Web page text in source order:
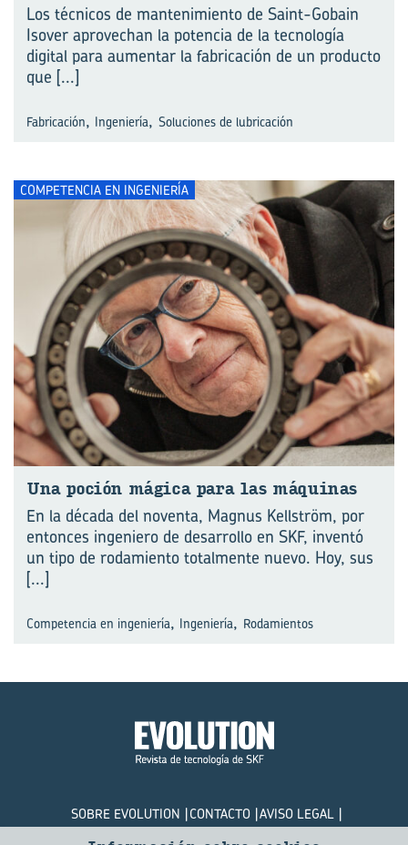
Los técnicos de mantenimiento de Saint-Gobain
Isover aprovechan la potencia de la tecnología
digital para aumentar la fabricación de un producto
que [...]
Fabricación, Ingeniería, Soluciones de lubricación
COMPETENCIA EN INGENIERÍA
Una po­ción má­gi­ca para las má­qui­nas
En la década del noventa, Magnus Kellström, por
entonces ingeniero de desarrollo en SKF, inventó
un tipo de rodamiento totalmente nuevo. Hoy, sus
[...]
Competencia en ingeniería, Ingeniería, Rodamientos
SOBRE EVOLUTION CONTACTO AVISO LEGAL
POLÍTICA DE PRIVACIDAD